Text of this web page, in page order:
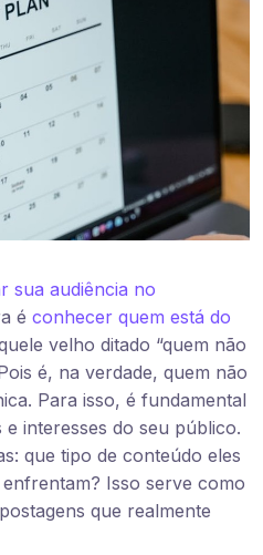
sua audiência no
é conhecer quem está do
velho ditado “quem não
é, na verdade, quem não
Para isso, é fundamental
e interesses do seu público.
que tipo de conteúdo eles
Isso serve como
que realmente